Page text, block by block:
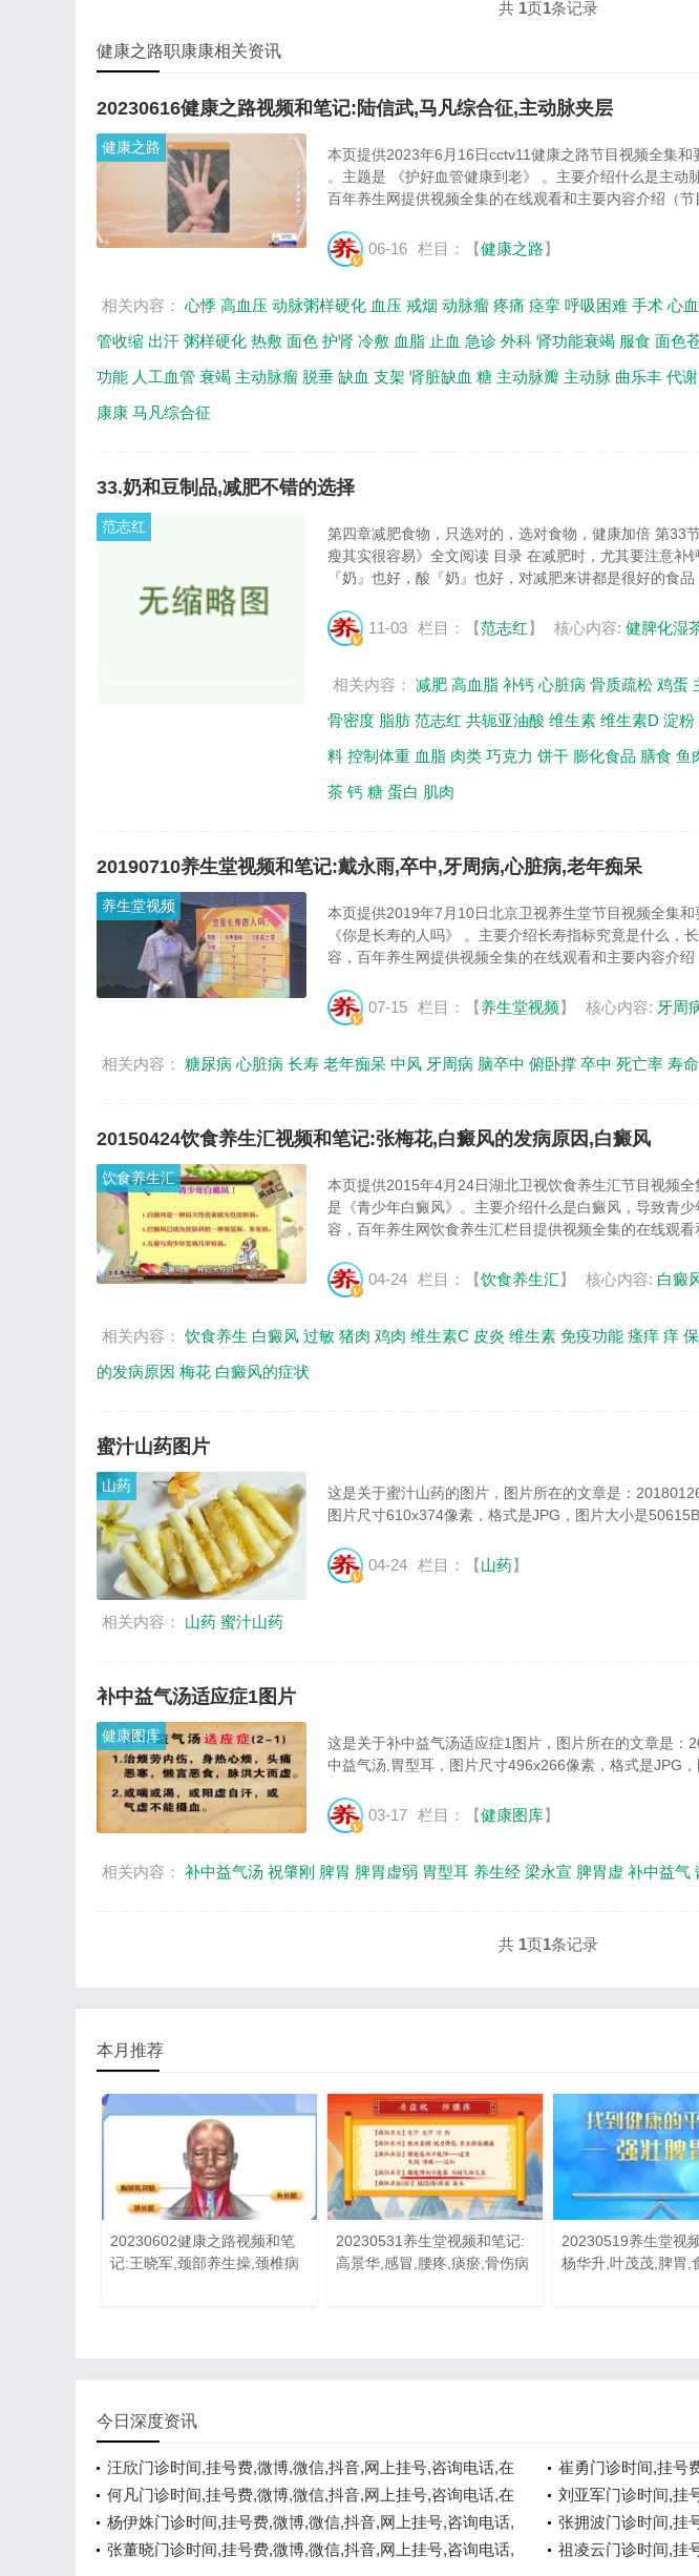
共 1页1条记录
健康之路职康康相关资讯
20230616健康之路视频和笔记:陆信武,马凡综合征,主动脉夹层
健康之路
本页提供2023年6月16日cctv11健康之路节目视频全集
。主题是 《护好血管健康到老》 。主要介绍什么是主动
百年养生网提供视频全集的在线观看和主要内容介绍（节
06-16 栏目：【健康之路】
相关内容： 心悸 高血压 动脉粥样硬化 血压 戒烟 动脉瘤 疼痛 痉挛 呼吸困难 手术 心
管收缩 出汗 粥样硬化 热敷 面色 护肾 冷敷 血脂 止血 急诊 外科 肾功能衰竭 服食 面色
功能 人工血管 衰竭 主动脉瘤 脱垂 缺血 支架 肾脏缺血 糖 主动脉瓣 主动脉 曲乐丰 代谢
康康 马凡综合征
33.奶和豆制品,减肥不错的选择
范志红
第四章减肥食物，只选对的，选对食物，健康加倍 第33
瘦其实很容易》全文阅读 目录 在减肥时，尤其要注意补
『奶』也好，酸『奶』也好，对减肥来讲都是很好的食品
11-03 栏目：【范志红】 核心内容: 健脾化湿
相关内容： 减肥 高血脂 补钙 心脏病 骨质疏松 鸡蛋
骨密度 脂肪 范志红 共轭亚油酸 维生素 维生素D 淀粉
料 控制体重 血脂 肉类 巧克力 饼干 膨化食品 膳食 鱼
茶 钙 糖 蛋白 肌肉
20190710养生堂视频和笔记:戴永雨,卒中,牙周病,心脏病,老年痴呆
养生堂视频
本页提供2019年7月10日北京卫视养生堂节目视频全集
《你是长寿的人吗》 。主要介绍长寿指标究竟是什么，
容，百年养生网提供视频全集的在线观看和主要内容介绍
07-15 栏目：【养生堂视频】 核心内容: 牙周
相关内容： 糖尿病 心脏病 长寿 老年痴呆 中风 牙周病 脑卒中 俯卧撑 卒中 死亡率 寿命
20150424饮食养生汇视频和笔记:张梅花,白癜风的发病原因,白癜风
饮食养生汇
本页提供2015年4月24日湖北卫视饮食养生汇节目视频
是《青少年白癜风》。主要介绍什么是白癜风，导致青
容，百年养生网饮食养生汇栏目提供视频全集的在线观看
04-24 栏目：【饮食养生汇】 核心内容: 白癜
相关内容： 饮食养生 白癜风 过敏 猪肉 鸡肉 维生素C 皮炎 维生素 免疫功能 瘙痒 痒
的发病原因 梅花 白癜风的症状
蜜汁山药图片
山药
这是关于蜜汁山药的图片，图片所在的文章是：
图片尺寸610x374像素，格式是JPG，图片大小是
04-24 栏目：【山药】
相关内容： 山药 蜜汁山药
补中益气汤适应症1图片
健康图库
这是关于补中益气汤适应症1图片，图片所在的文章是
中益气汤,胃型耳，图片尺寸496x266像素，格式是JPG，
03-17 栏目：【健康图库】
相关内容： 补中益气汤 祝肇刚 脾胃 脾胃虚弱 胃型耳 养生经 梁永宣 脾胃虚 补中益气
共 1页1条记录
本月推荐
20230602健康之路视频和笔
记:王晓军,颈部养生操,颈椎病
20230531养生堂视频和笔记:
高景华,感冒,腰疼,痰瘀,骨伤病
20230519养生堂视
杨华升,叶茂茂,脾胃,
今日深度资讯
汪欣门诊时间,挂号费,微博,微信,抖音,网上挂号,咨询电话,在
线咨询
崔勇门诊时间,挂号
线咨询
何凡门诊时间,挂号费,微博,微信,抖音,网上挂号,咨询电话,在
线咨询
刘亚军门诊时间,挂
在线咨询
杨伊姝门诊时间,挂号费,微博,微信,抖音,网上挂号,咨询电话,
在线咨询
张拥波门诊时间,挂
在线咨询
张董晓门诊时间,挂号费,微博,微信,抖音,网上挂号,咨询电话,
祖凌云门诊时间,挂